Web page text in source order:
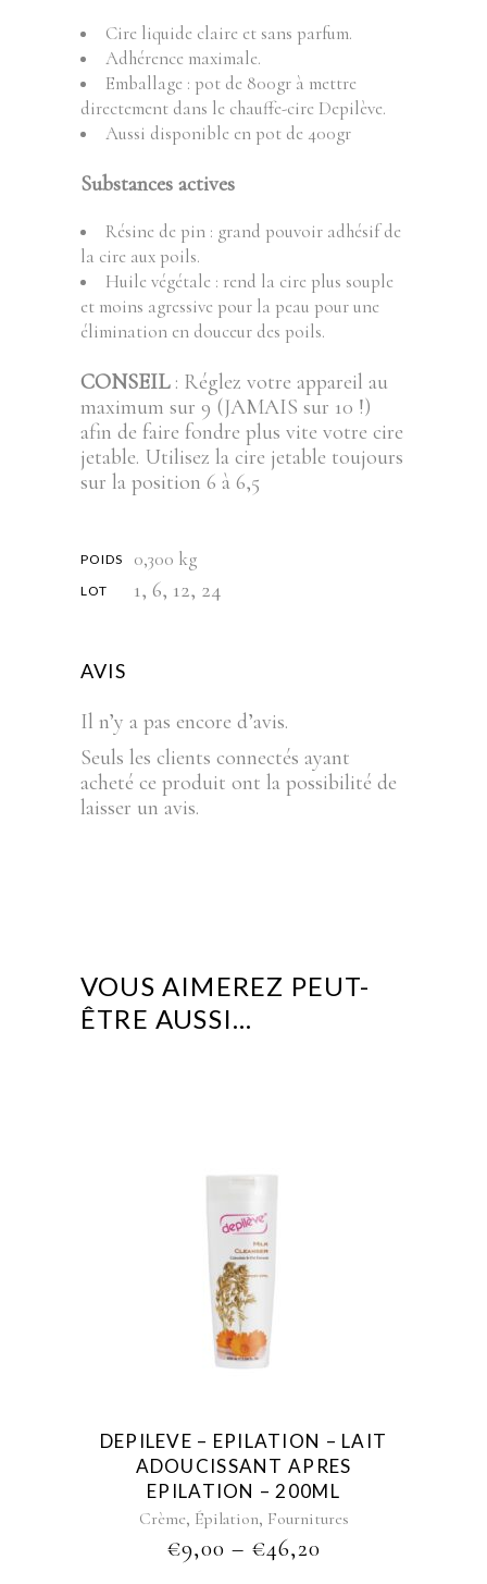
Cire liquide claire et sans parfum.
Adhérence maximale.
Emballage : pot de 800gr à mettre
directement dans le chauffe-cire Depilève.
Aussi disponible en pot de 400gr
Substances actives
Résine de pin : grand pouvoir adhésif de
la cire aux poils.
Huile végétale : rend la cire plus souple
et moins agressive pour la peau pour une
élimination en douceur des poils.
CONSEIL : Réglez votre appareil au
maximum sur 9 (JAMAIS sur 10 !)
afin de faire fondre plus vite votre cire
jetable. Utilisez la cire jetable toujours
sur la position 6 à 6,5
POIDS 0,300 kg
LOT 1, 6, 12, 24
AVIS
Il n’y a pas encore d’avis.
Seuls les clients connectés ayant
acheté ce produit ont la possibilité de
laisser un avis.
VOUS AIMEREZ PEUT-
ÊTRE AUSSI…
This
product
has
The
chosen
on
the
product
page
DEPILEVE – EPILATION – LAIT
ADOUCISSANT APRES
EPILATION – 200ML
Crème, Épilation, Fournitures
€9,00 – €46,20PRICE